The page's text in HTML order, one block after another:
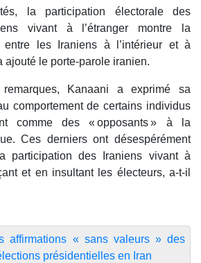
la participation électorale des
vivant à l’étranger montre la
entre les Iraniens à l’intérieur et à
ajouté le porte-parole iranien.
Kanaani a exprimé sa
comportement de certains individus
comme des « opposants » à la
Ces derniers ont désespérément
participation des Iraniens vivant à
et en insultant les électeurs, a-t-il
affirmations « sans valeurs » des
présidentielles en Iran